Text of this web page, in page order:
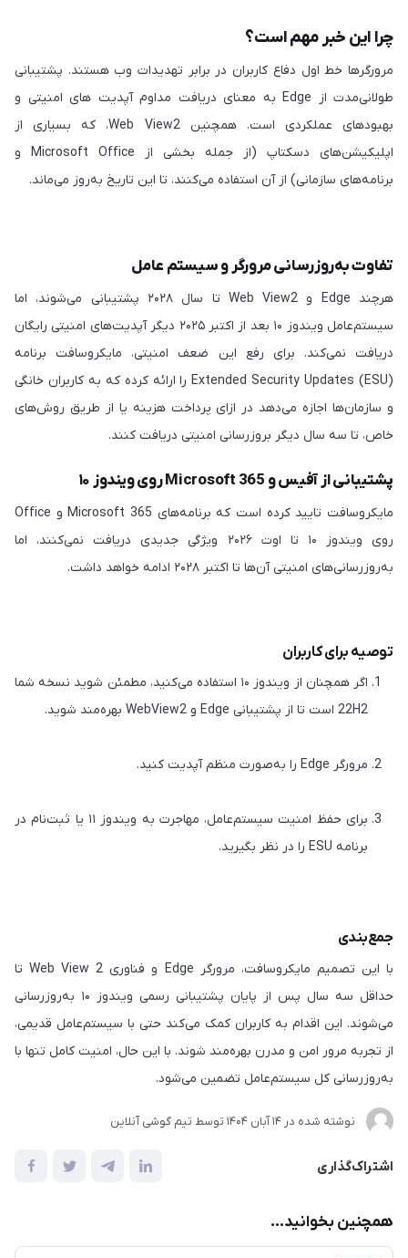
چرا این خبر مهم است؟
مرورگرها خط اول دفاع کاربران در برابر تهدیدات وب هستند. پشتیبانی
طولانی‌مدت از Edge به معنای دریافت مداوم آپدیت های امنیتی و
بهبودهای عملکردی است. همچنین Web View2، که بسیاری از
اپلیکیشن‌های دسکتاپ (از جمله بخشی از Microsoft Office و
برنامه‌های سازمانی) از آن استفاده می‌کنند، تا این تاریخ به‌روز می‌ماند.
تفاوت به‌روزرسانی مرورگر و سیستم عامل
هرچند Edge و Web View2 تا سال ۲۰۲۸ پشتیبانی می‌شوند، اما
سیستم‌عامل ویندوز ۱۰ بعد از اکتبر ۲۰۲۵ دیگر آپدیت‌های امنیتی رایگان
دریافت نمی‌کند. برای رفع این ضعف امنیتی، مایکروسافت برنامه
Extended Security Updates (ESU) را ارائه کرده که به کاربران خانگی
و سازمان‌ها اجازه می‌دهد در ازای پرداخت هزینه یا از طریق روش‌های
خاص، تا سه سال دیگر بروزرسانی امنیتی دریافت کنند.
پشتیبانی از آفیس و Microsoft 365 روی ویندوز ۱۰
مایکروسافت تایید کرده است که برنامه‌های Microsoft 365 و Office
روی ویندوز ۱۰ تا اوت ۲۰۲۶ ویژگی جدیدی دریافت نمی‌کنند، اما
به‌روزرسانی‌های امنیتی آن‌ها تا اکتبر ۲۰۲۸ ادامه خواهد داشت.
توصیه برای کاربران
اگر همچنان از ویندوز ۱۰ استفاده می‌کنید، مطمئن شوید نسخه شما
22H2 است تا از پشتیبانی Edge و WebView2 بهره‌مند شوید.
مرورگر Edge را به‌صورت منظم آپدیت کنید.
برای حفظ امنیت سیستم‌عامل، مهاجرت به ویندوز ۱۱ یا ثبت‌نام در
برنامه ESU را در نظر بگیرید.
جمع‌بندی
با این تصمیم مایکروسافت، مرورگر Edge و فناوری Web View 2 تا
حداقل سه سال پس از پایان پشتیبانی رسمی ویندوز ۱۰ به‌روزرسانی
می‌شوند. این اقدام به کاربران کمک می‌کند حتی با سیستم‌عامل قدیمی،
از تجربه مرور امن و مدرن بهره‌مند شوند. با این حال، امنیت کامل تنها با
به‌روزرسانی کل سیستم‌عامل تضمین می‌شود.
نوشته شده در 14 آبان 1404 توسط تیم گوشی آنلاین
اشتراک‌گذاری
همچنین بخوانید...